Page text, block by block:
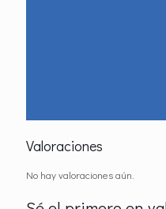
Valoraciones
No hay valoraciones aún.